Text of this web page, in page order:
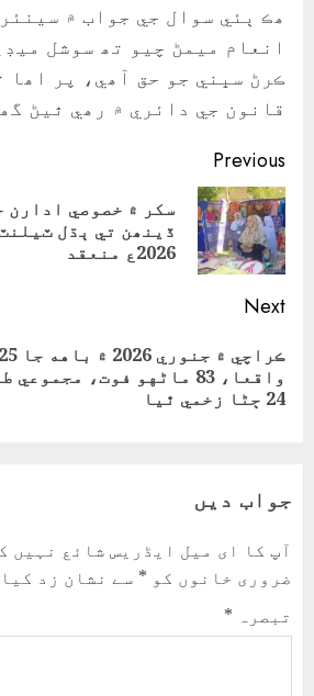
ھڪ ٻئي سوال جي جواب ۾
انعام ميمڻ چيو تھ سوشل
ڪرڻ سڀني جو حق آھي، پر اھا
قانون جي دائري ۾ رھي ٿيڻ
Continue
Reading
Previous
سکر ۾ خصوصي ادارن
ڏينھن تي ٻڌل
2026ع منعقد
Next
Next
post:
ڪراچي ۾ جنوري
واقعا، 83 ماڻهو فوت، مجموعي
24 ڄڻا زخمي ٿيا
جواب دیں
آپ کا ای میل ایڈریس شائع نہیں
ضروری خانوں کو * سے نشان زد
تبصرہ *